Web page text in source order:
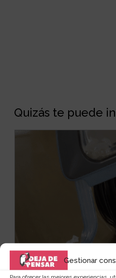
Gestionar
Quizás te puede